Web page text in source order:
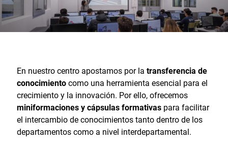
En nuestro centro apostamos por la transferencia de
conocimientocomo una herramienta esencial para el
crecimiento y la innovación. Por ello, ofrecemos
miniformaciones y cápsulas formativaspara facilitar
el intercambio de conocimientos tanto dentro de los
departamentos como a nivel interdepartamental.